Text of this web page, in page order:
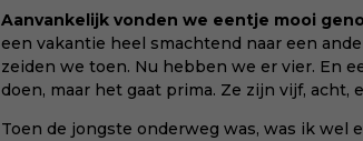
Aanvankelijk vonden we eentje mooi
een vakantie heel smachtend naar een
zeiden we toen. Nu hebben we er vier. En
doen, maar het gaat prima. Ze zijn vijf, acht,
Toen de jongste onderweg was, was ik wel